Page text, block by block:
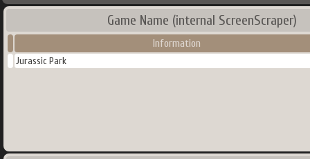
Game Name (internal ScreenScraper)
Information
Jurassic Park